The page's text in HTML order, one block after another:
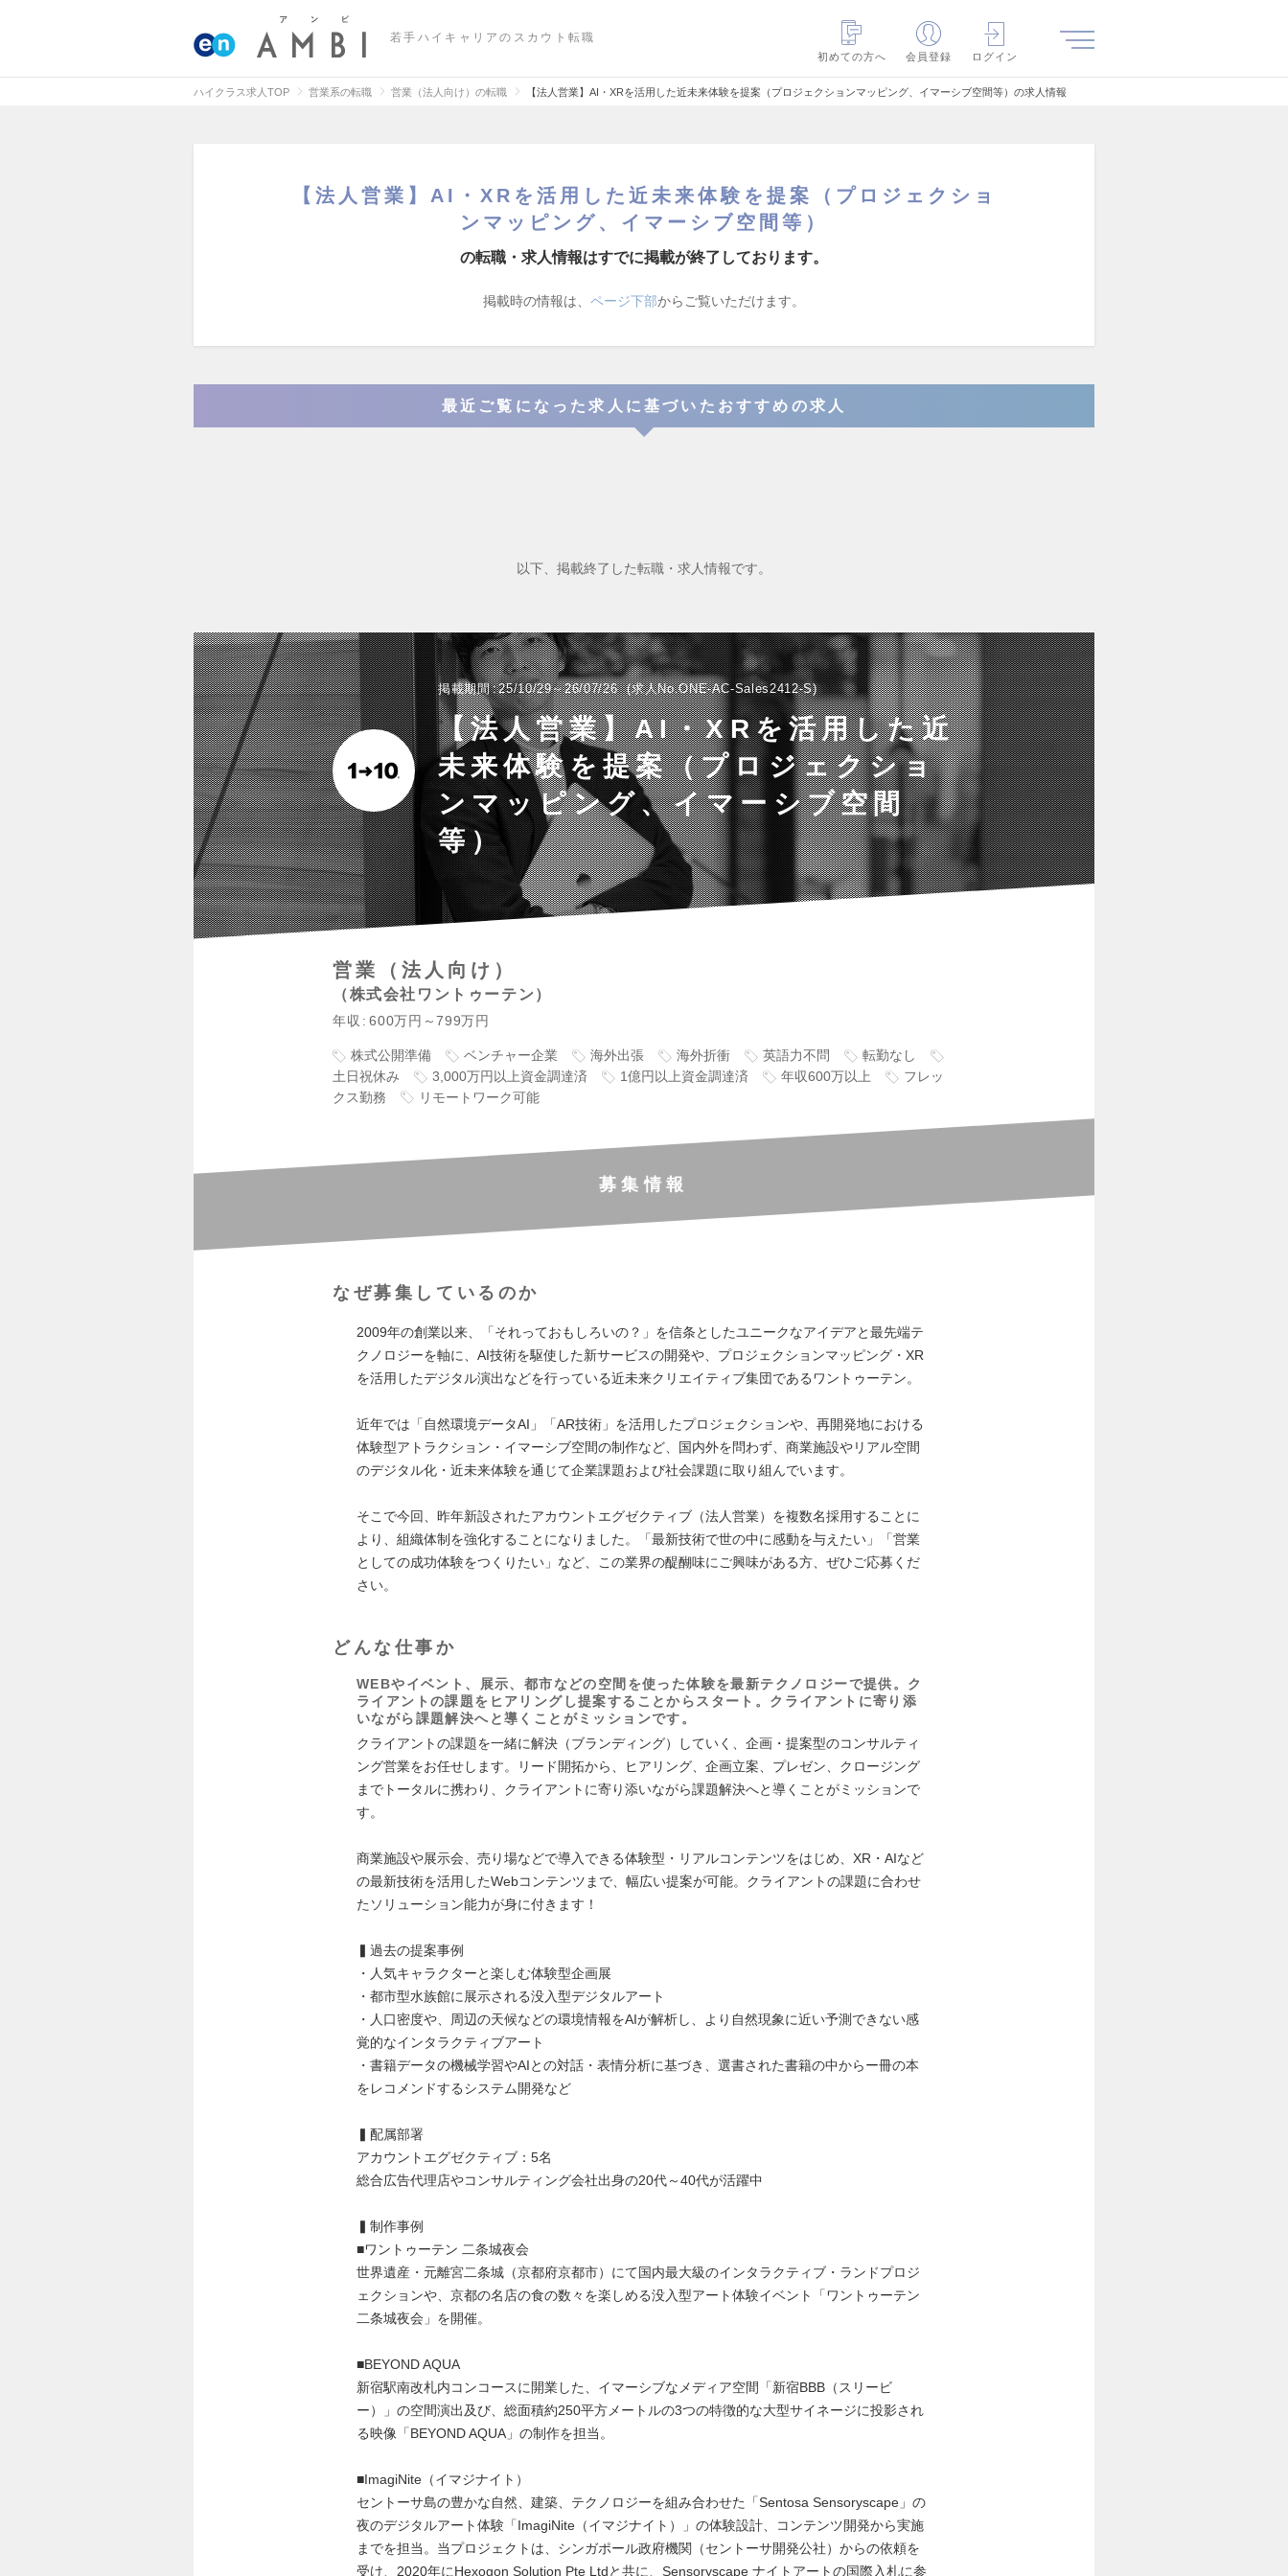
若手ハイキャリアのスカウト転職
初めての方へ
会員登録 ログイン
ハイクラス求人TOP 営業系の転職 営業（法人向け）の転職 【法人営業】AI・XRを活用した近未来体験を提案（プロジェクションマッピング、イマーシブ空間等）の求人情報
【法人営業】AI・XRを活用した近未来体験を提案（プロジェクショ
ンマッピング、イマーシブ空間等）
の転職・求人情報はすでに掲載が終了しております。
掲載時の情報は、 ページ下部からご覧いただけます。
最近ご覧になった求人に基づいたおすすめの求人
以下、掲載終了した転職・求人情報です。
掲載期間 25/10/29～26/07/26 求人No.ONE-AC-Sales2412-S
【法人営業】AI・XRを活用した近
未来体験を提案（プロジェクショ
ンマッピング、イマーシブ空間
等）
営業（法人向け）
株式会社ワントゥーテン
年収 600万円～799万円
株式公開準備 ベンチャー企業 海外出張 海外折衝 英語力不問
転勤なし
土日祝休み
3,000万円以上資金調達済 1億円以上資金調達済 年収600万以上
フレッ
クス勤務
リモートワーク可能
募集情報
なぜ募集しているのか
2009年の創業以来、「それっておもしろいの？」を信条としたユニークなアイデアと最先端テ
クノロジーを軸に、AI技術を駆使した新サービスの開発や、プロジェクションマッピング・XR
を活用したデジタル演出などを行っている近未来クリエイティブ集団であるワントゥーテン。
近年では「自然環境データAI」「AR技術」を活用したプロジェクションや、再開発地における
体験型アトラクション・イマーシブ空間の制作など、国内外を問わず、商業施設やリアル空間
のデジタル化・近未来体験を通じて企業課題および社会課題に取り組んでいます。
そこで今回、昨年新設されたアカウントエグゼクティブ（法人営業）を複数名採用することに
より、組織体制を強化することになりました。「最新技術で世の中に感動を与えたい」「営業
としての成功体験をつくりたい」など、この業界の醍醐味にご興味がある方、ぜひご応募くだ
さい。
どんな仕事か
WEBやイベント、展示、都市などの空間を使った体験を最新テクノロジーで提供。ク
ライアントの課題をヒアリングし提案することからスタート。クライアントに寄り添
いながら課題解決へと導くことがミッションです。
クライアントの課題を一緒に解決（ブランディング）していく、企画・提案型のコンサルティ
ング営業をお任せします。リード開拓から、ヒアリング、企画立案、プレゼン、クロージング
までトータルに携わり、クライアントに寄り添いながら課題解決へと導くことがミッションで
す。
商業施設や展示会、売り場などで導入できる体験型・リアルコンテンツをはじめ、XR・AIなど
の最新技術を活用したWebコンテンツまで、幅広い提案が可能。クライアントの課題に合わせ
たソリューション能力が身に付きます！
▍過去の提案事例
・人気キャラクターと楽しむ体験型企画展
・都市型水族館に展示される没入型デジタルアート
・人口密度や、周辺の天候などの環境情報をAIが解析し、より自然現象に近い予測できない感
覚的なインタラクティブアート
・書籍データの機械学習やAIとの対話・表情分析に基づき、選書された書籍の中からー冊の本
をレコメンドするシステム開発など
▍配属部署
アカウントエグゼクティブ：5名
総合広告代理店やコンサルティング会社出身の20代～40代が活躍中
▍制作事例
■ワントゥーテン 二条城夜会
世界遺産・元離宮二条城（京都府京都市）にて国内最大級のインタラクティブ・ランドプロジ
ェクションや、京都の名店の食の数々を楽しめる没入型アート体験イベント「ワントゥーテン
二条城夜会」を開催。
■BEYOND AQUA
新宿駅南改札内コンコースに開業した、イマーシブなメディア空間「新宿BBB（スリービ
ー）」の空間演出及び、総面積約250平方メートルの3つの特徴的な大型サイネージに投影され
る映像「BEYOND AQUA」の制作を担当。
■ImagiNite（イマジナイト）
セントーサ島の豊かな自然、建築、テクノロジーを組み合わせた「Sentosa Sensoryscape」の
夜のデジタルアート体験「ImagiNite（イマジナイト）」の体験設計、コンテンツ開発から実施
までを担当。当プロジェクトは、シンガポール政府機関（セントーサ開発公社）からの依頼を
受け、2020年にHexogon Solution Pte Ltdと共に、Sensoryscape ナイトアートの国際入札に参